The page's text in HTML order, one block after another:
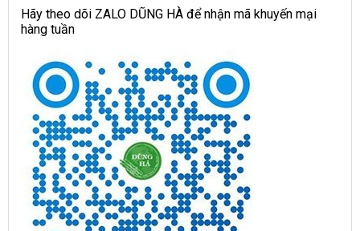
Hãy theo dõi ZALO DŨNG HÀ để nhận mã khuyến mại
hàng tuần